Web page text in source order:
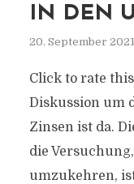
IN DEN
20. September 2021
Click to rate
Diskussion um
Zinsen ist da.
die
umzukehren,